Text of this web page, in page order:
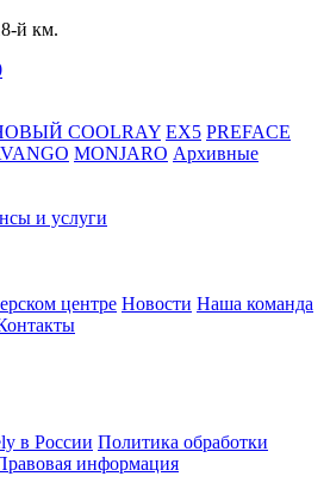
й км.
COOLRAY EX5 PREFACE
MONJARO Архивные
и услуги
центре Новости Наша команда
в России Политика обработки
информация